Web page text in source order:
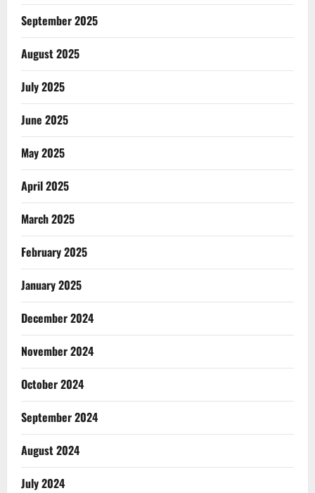
September 2025
August 2025
July 2025
June 2025
May 2025
April 2025
March 2025
February 2025
January 2025
December 2024
November 2024
October 2024
September 2024
August 2024
July 2024